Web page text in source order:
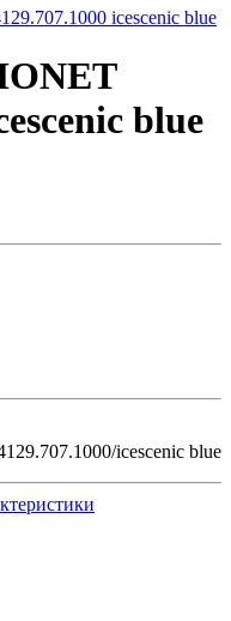
blue
icescenic blue